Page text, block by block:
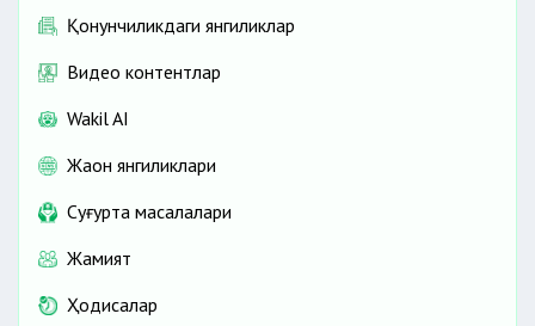
Қонунчиликдаги янгиликлар
Видео контентлар
Wakil AI
Жаҳон янгиликлари
Cуғурта масалалари
Жамият
Ҳодисалар